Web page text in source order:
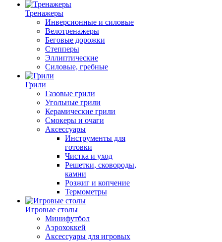
Тренажеры
Инверсионные и силовые
Велотренажеры
Беговые дорожки
Степперы
Эллиптические
Силовые, гребные
Грили
Газовые грили
Угольные грили
Керамические грили
Смокеры и очаги
Аксессуары
Инструменты для
готовки
Чистка и уход
Решетки, сковороды,
камни
Розжиг и копчение
Термометры
Игровые столы
Минифутбол
Аэрохоккей
Аксессуары для игровых